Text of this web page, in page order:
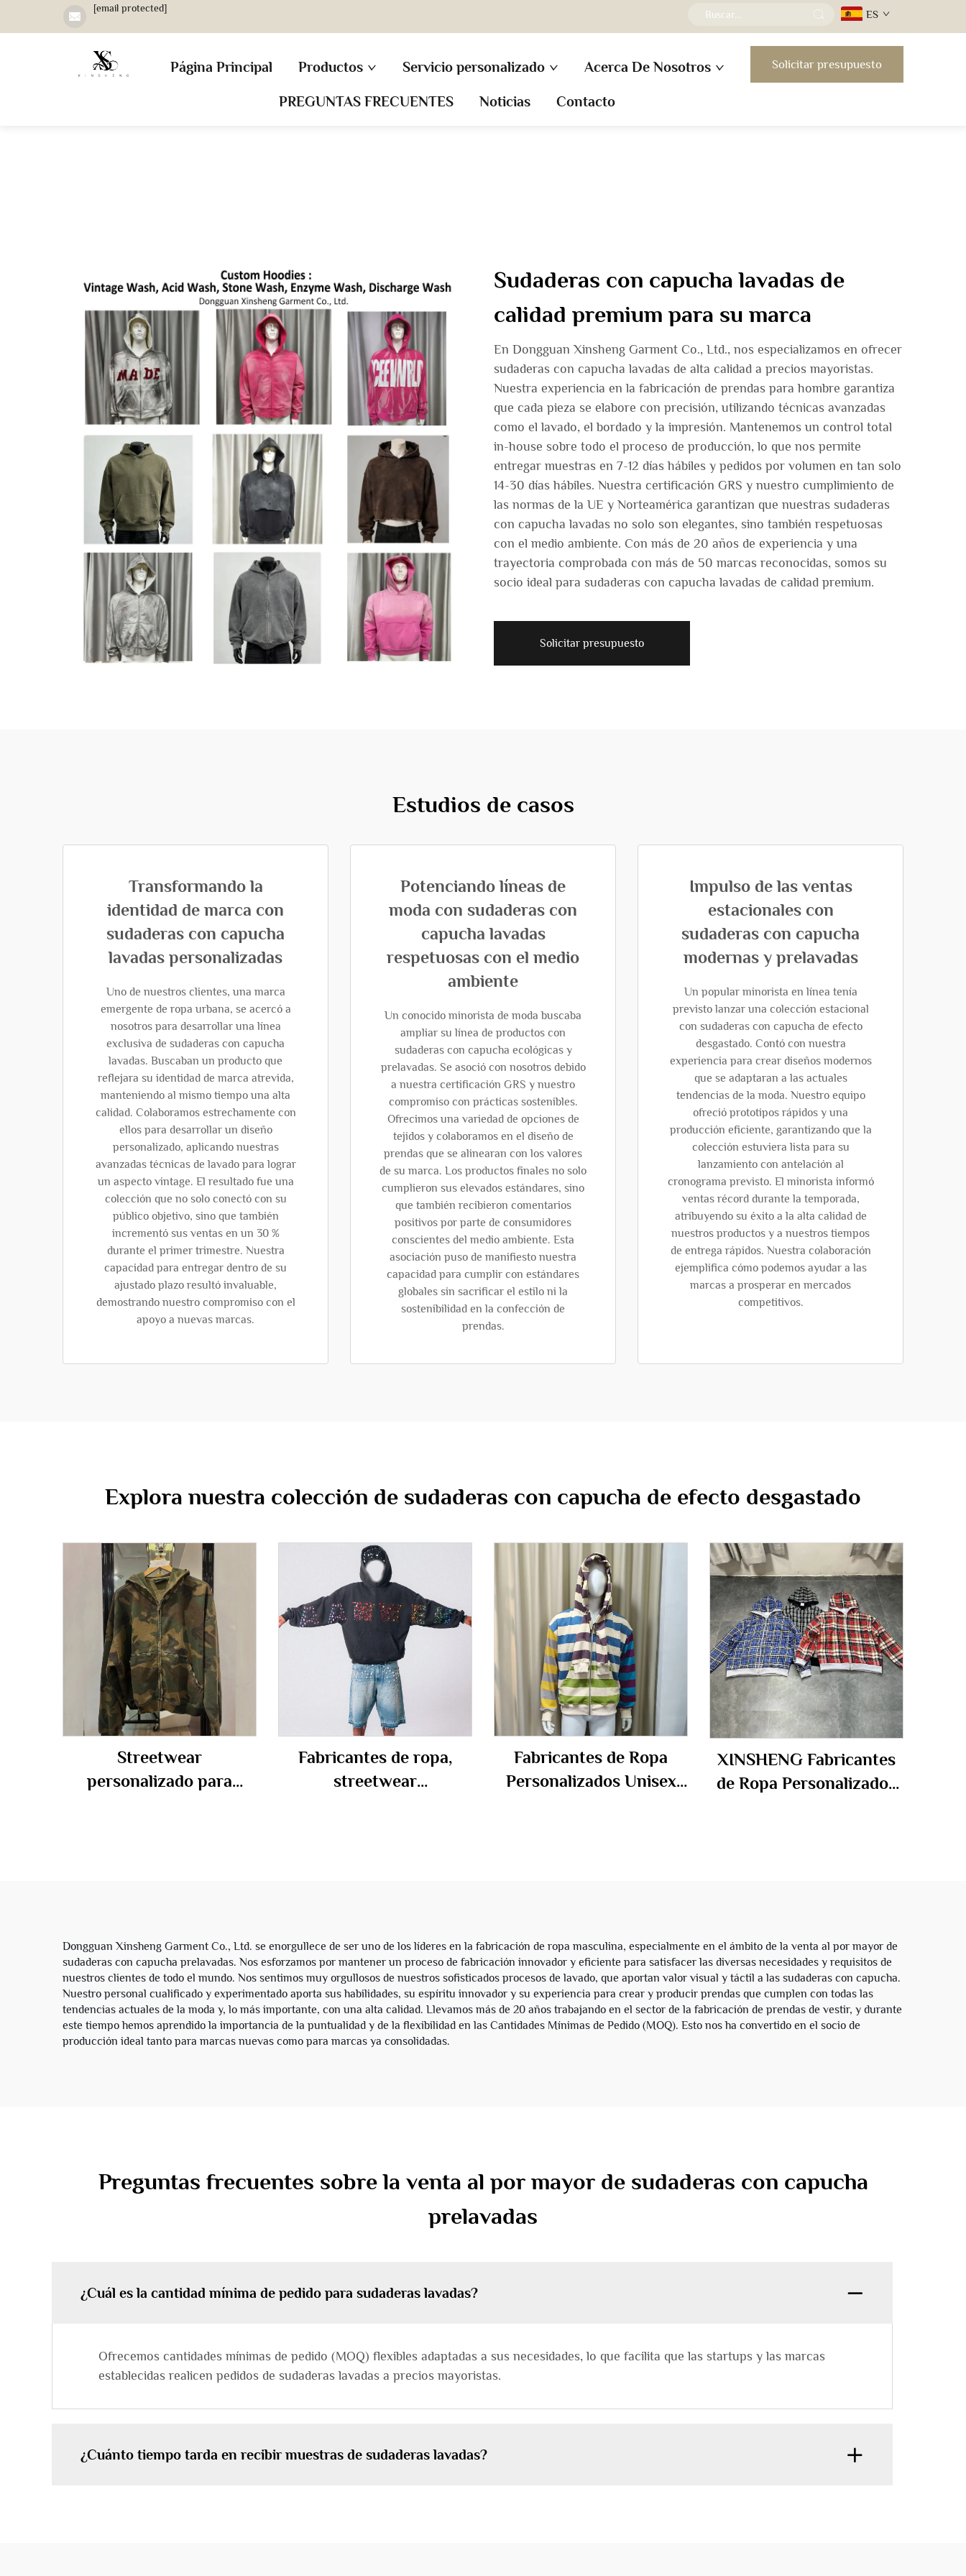
[email protected] ES
Página Principal Productos Servicio personalizado Acerca De Nosotros
PREGUNTAS FRECUENTES Noticias Contacto
Solicitar presupuesto
Sudaderas con capucha lavadas de
calidad premium para su marca
En Dongguan Xinsheng Garment Co., Ltd., nos especializamos en ofrecer
sudaderas con capucha lavadas de alta calidad a precios mayoristas.
Nuestra experiencia en la fabricación de prendas para hombre garantiza
que cada pieza se elabore con precisión, utilizando técnicas avanzadas
como el lavado, el bordado y la impresión. Mantenemos un control total
in-house sobre todo el proceso de producción, lo que nos permite
entregar muestras en 7-12 días hábiles y pedidos por volumen en tan solo
14-30 días hábiles. Nuestra certificación GRS y nuestro cumplimiento de
las normas de la UE y Norteamérica garantizan que nuestras sudaderas
con capucha lavadas no solo son elegantes, sino también respetuosas
con el medio ambiente. Con más de 20 años de experiencia y una
trayectoria comprobada con más de 50 marcas reconocidas, somos su
socio ideal para sudaderas con capucha lavadas de calidad premium.
Solicitar presupuesto
Estudios de casos
Transformando la
identidad de marca con
sudaderas con capucha
lavadas personalizadas
Uno de nuestros clientes, una marca
emergente de ropa urbana, se acercó a
nosotros para desarrollar una línea
exclusiva de sudaderas con capucha
lavadas. Buscaban un producto que
reflejara su identidad de marca atrevida,
manteniendo al mismo tiempo una alta
calidad. Colaboramos estrechamente con
ellos para desarrollar un diseño
personalizado, aplicando nuestras
avanzadas técnicas de lavado para lograr
un aspecto vintage. El resultado fue una
colección que no solo conectó con su
público objetivo, sino que también
incrementó sus ventas en un 30 %
durante el primer trimestre. Nuestra
capacidad para entregar dentro de su
ajustado plazo resultó invaluable,
demostrando nuestro compromiso con el
apoyo a nuevas marcas.
Potenciando líneas de
moda con sudaderas con
capucha lavadas
respetuosas con el medio
ambiente
Un conocido minorista de moda buscaba
ampliar su línea de productos con
sudaderas con capucha ecológicas y
prelavadas. Se asoció con nosotros debido
a nuestra certificación GRS y nuestro
compromiso con prácticas sostenibles.
Ofrecimos una variedad de opciones de
tejidos y colaboramos en el diseño de
prendas que se alinearan con los valores
de su marca. Los productos finales no solo
cumplieron sus elevados estándares, sino
que también recibieron comentarios
positivos por parte de consumidores
conscientes del medio ambiente. Esta
asociación puso de manifiesto nuestra
capacidad para cumplir con estándares
globales sin sacrificar el estilo ni la
sostenibilidad en la confección de
prendas.
Impulso de las ventas
estacionales con
sudaderas con capucha
modernas y prelavadas
Un popular minorista en línea tenía
previsto lanzar una colección estacional
con sudaderas con capucha de efecto
desgastado. Contó con nuestra
experiencia para crear diseños modernos
que se adaptaran a las actuales
tendencias de la moda. Nuestro equipo
ofreció prototipos rápidos y una
producción eficiente, garantizando que la
colección estuviera lista para su
lanzamiento con antelación al
cronograma previsto. El minorista informó
ventas récord durante la temporada,
atribuyendo su éxito a la alta calidad de
nuestros productos y a nuestros tiempos
de entrega rápidos. Nuestra colaboración
ejemplifica cómo podemos ayudar a las
marcas a prosperar en mercados
competitivos.
Explora nuestra colección de sudaderas con capucha de efecto desgastado
Streetwear
personalizado para
Fabricantes de ropa,
streetwear
Fabricantes de Ropa
Personalizados Unisex
XINSHENG Fabricantes
de Ropa Personalizados
Dongguan Xinsheng Garment Co., Ltd. se enorgullece de ser uno de los líderes en la fabricación de ropa masculina, especialmente en el ámbito de la venta al por mayor de
sudaderas con capucha prelavadas. Nos esforzamos por mantener un proceso de fabricación innovador y eficiente para satisfacer las diversas necesidades y requisitos de
nuestros clientes de todo el mundo. Nos sentimos muy orgullosos de nuestros sofisticados procesos de lavado, que aportan valor visual y táctil a las sudaderas con capucha.
Nuestro personal cualificado y experimentado aporta sus habilidades, su espíritu innovador y su experiencia para crear y producir prendas que cumplen con todas las
tendencias actuales de la moda y, lo más importante, con una alta calidad. Llevamos más de 20 años trabajando en el sector de la fabricación de prendas de vestir, y durante
este tiempo hemos aprendido la importancia de la puntualidad y de la flexibilidad en las Cantidades Mínimas de Pedido (MOQ). Esto nos ha convertido en el socio de
producción ideal tanto para marcas nuevas como para marcas ya consolidadas.
Preguntas frecuentes sobre la venta al por mayor de sudaderas con capucha
prelavadas
¿Cuál es la cantidad mínima de pedido para sudaderas lavadas?
Ofrecemos cantidades mínimas de pedido (MOQ) flexibles adaptadas a sus necesidades, lo que facilita que las startups y las marcas
establecidas realicen pedidos de sudaderas lavadas a precios mayoristas.
¿Cuánto tiempo tarda en recibir muestras de sudaderas lavadas?